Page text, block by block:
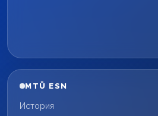
MTÜ ESN
История